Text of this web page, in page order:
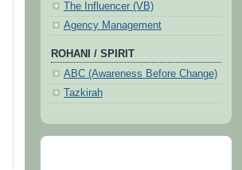
The Influencer (VB)
Agency Management
ROHANI / SPIRIT
ABC (Awareness Before Change)
Tazkirah